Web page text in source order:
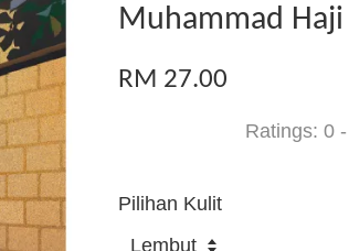
Muhammad Haji
RM 27.00
Ratings: 0 -
Pilihan Kulit